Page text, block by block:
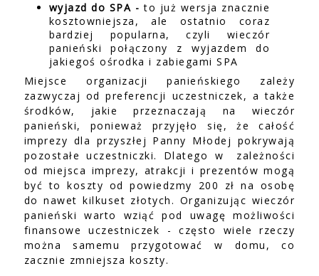
wyjazd do SPA - to już wersja znacznie
kosztowniejsza, ale ostatnio coraz
bardziej popularna, czyli wieczór
panieński połączony z wyjazdem do
jakiegoś ośrodka i zabiegami SPA
Miejsce organizacji panieńskiego zależy
zazwyczaj od preferencji uczestniczek, a także
środków, jakie przeznaczają na wieczór
panieński, ponieważ przyjęło się, że całość
imprezy dla przyszłej Panny Młodej pokrywają
pozostałe uczestniczki. Dlatego w zależności
od miejsca imprezy, atrakcji i prezentów mogą
być to koszty od powiedzmy 200 zł na osobę
do nawet kilkuset złotych. Organizując wieczór
panieński warto wziąć pod uwagę możliwości
finansowe uczestniczek - często wiele rzeczy
można samemu przygotować w domu, co
zacznie zmniejsza koszty.